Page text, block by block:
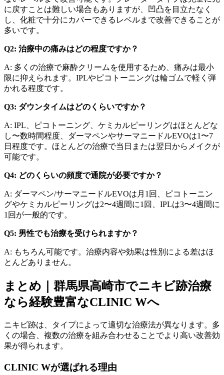
に戻すことは難しい場合もありますが、凹凸を目立たなく
し、化粧で十分にカバーできるレベルまで改善できることが
多いです。
Q2: 治療中の痛みはどの程度ですか？
A: 多くの治療で麻酔クリームを使用するため、痛みは最小
限に抑えられます。IPLやピコトーニングは輪ゴムで軽く弾
かれる程度です。
Q3: ダウンタイムはどのくらいですか？
A: IPL、ピコトーニング、ケミカルピーリングはほとんどな
し〜数時間程度、ダーマペンやサーマニードルEVOは1〜7
日程度です。ほとんどの治療で当日または翌日からメイクが
可能です。
Q4: どのくらいの頻度で通院が必要ですか？
A: ダーマペン/サーマニードルEVOは月1回、ピコトーニン
グやケミカルピーリングは2〜4週間に1回、IPLは3〜4週間に
1回が一般的です。
Q5: 男性でも治療を受けられますか？
A: もちろん可能です。治療内容や効果は性別による差はほ
とんどありません。
まとめ｜群馬県高崎市でニキビ跡治療
なら経験豊富なCLINIC Wへ
ニキビ跡は、タイプによって適切な治療法が異なります。多
くの場合、複数の治療を組み合わせることでより高い改善効
果が得られます。
CLINIC Wが選ばれる理由